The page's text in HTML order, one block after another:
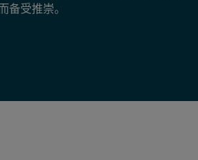
备受推崇。